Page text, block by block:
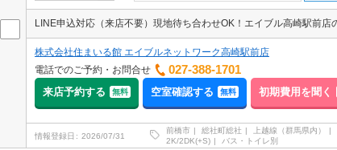
株式会社住まいる館 エイブルネットワーク高崎駅前店
電話でのご予約・お問合せ
027-388-1701
来店予約する 無料 空室確認する 無料 初期費用を聞く
情報登録日 2026/07/31
前橋市 総社町総社 上越線（群馬県内）
2K/2DK(+S)
バス・トイレ別